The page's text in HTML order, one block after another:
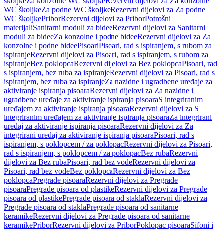
WC školjkeZa podne WC školjkeRezervni dijelovi za Za podne
WC školjkePriborRezervni dijelovi za PriborPotrošni
materijaliSanitarni moduli za bideeRezervni dijelovi za Sanitarni
moduli za bideeZa konzolne i podne bideeRezervni dijelovi za Za
konzolne i podne bideePisoariPisoari, rad s ispiranjem, s rubom za
ispiranjeRezervni dijelovi za Pisoari, rad s ispiranjem, s rubom za
ispiranjeBez poklopcaRezervni dijelovi za Bez poklopcaPisoari, rad
s ispiranjem, bez ruba za ispiranjeRezervni dijelovi za Pisoari, rad s
ispiranjem, bez ruba za ispiranjeZa nazidne i ugradbene uređaje za
aktiviranje ispiranja pisoaraRezervni dijelovi za Za nazidne i
ugradbene uređaje za aktiviranje ispiranja pisoaraS integriranim
uređajem za aktiviranje ispiranja pisoaraRezervni dijelovi za S
integriranim uređajem za aktiviranje ispiranja pisoaraZa integrirani
uređaj za aktiviranje ispiranja pisoaraRezervni dijelovi za Za
integrirani uređaj za aktiviranje ispiranja pisoaraPisoari, rad s
ispiranjem, s poklopcem / za poklopacRezervni dijelovi za Pisoari,
rad s ispiranjem, s poklopcem / za poklopacBez rubaRezervni
dijelovi za Bez rubaPisoari, rad bez vodeRezervni dijelovi za
Pisoari, rad bez vodeBez poklopcaRezervni dijelovi za Bez
poklopcaPregrade pisoaraRezervni dijelovi za Pregrade
pisoaraPregrade pisoara od plastikeRezervni dijelovi za Pregrade
pisoara od plastikePregrade pisoara od staklaRezervni dijelovi za
Pregrade pisoara od staklaPregrade pisoara od sanitarne
keramikeRezervni dijelovi za Pregrade pisoara od sanitarne
keramikePriborRezervni dijelovi za PriborPoklopac pisoaraSifoni i